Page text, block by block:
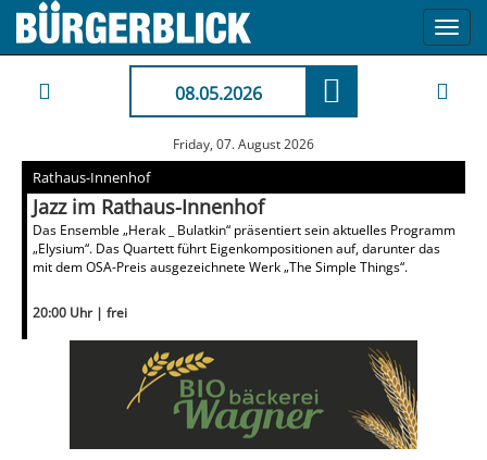
08.05.2026
Friday, 07. August 2026
Rathaus-Innenhof
Jazz im Rathaus-Innenhof
Das Ensemble „Herak _ Bulatkin“ präsentiert sein aktuelles Programm
„Elysium“. Das Quartett führt Eigenkompositionen auf, darunter das
mit dem OSA-Preis ausgezeichnete Werk „The Simple Things“.
20:00 Uhr | frei